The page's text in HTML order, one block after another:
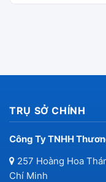
TRỤ SỞ CHÍNH
Công Ty TNHH
257 Hoàng Hoa
Chí Minh